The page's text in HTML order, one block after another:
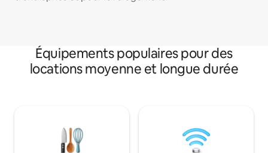
Équipements populaires pour des
locations moyenne et longue durée